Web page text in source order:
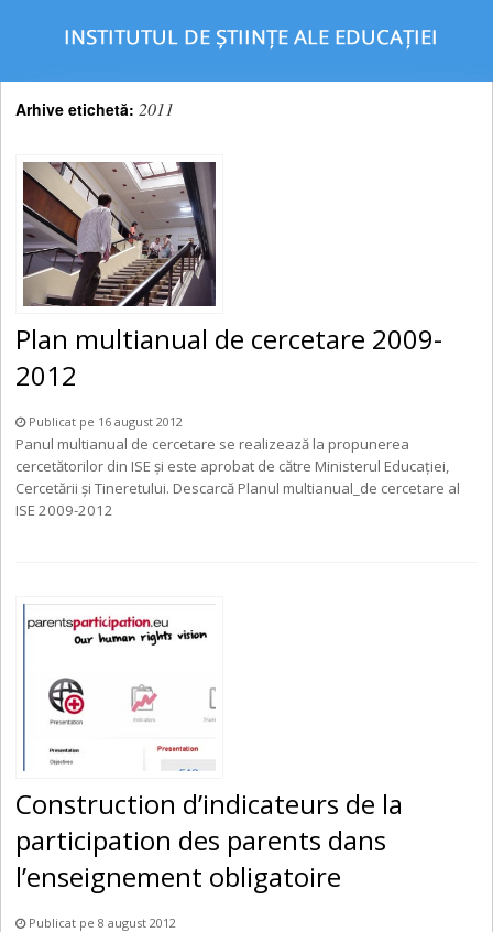
Arhive etichetă: 2011
Plan multianual de cercetare 2009-
2012
Publicat pe 16 august 2012
Panul multianual de cercetare se realizează la propunerea
cercetătorilor din ISE şi este aprobat de către Ministerul Educaţiei,
Cercetării şi Tineretului. Descarcă Planul multianual_de cercetare al
ISE 2009-2012
Construction d’indicateurs de la
participation des parents dans
l’enseignement obligatoire
Publicat pe 8 august 2012